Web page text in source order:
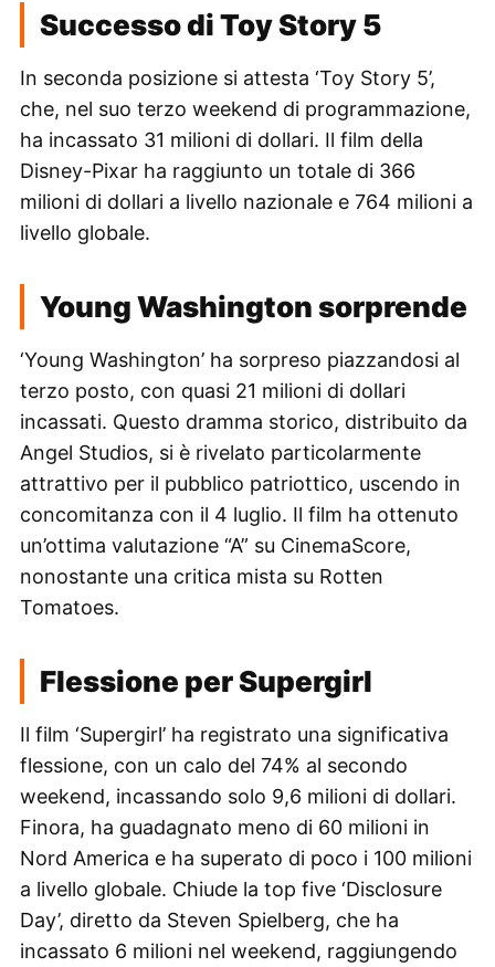
Successo di Toy Story 5
In seconda posizione si attesta ‘Toy Story 5’,
che, nel suo terzo weekend di programmazione,
ha incassato 31 milioni di dollari. Il film della
Disney-Pixar ha raggiunto un totale di 366
milioni di dollari a livello nazionale e 764 milioni a
livello globale.
Young Washington sorprende
‘Young Washington’ ha sorpreso piazzandosi al
terzo posto, con quasi 21 milioni di dollari
incassati. Questo dramma storico, distribuito da
Angel Studios, si è rivelato particolarmente
attrattivo per il pubblico patriottico, uscendo in
concomitanza con il 4 luglio. Il film ha ottenuto
un’ottima valutazione “A” su CinemaScore,
nonostante una critica mista su Rotten
Tomatoes.
Flessione per Supergirl
Il film ‘Supergirl’ ha registrato una significativa
flessione, con un calo del 74% al secondo
weekend, incassando solo 9,6 milioni di dollari.
Finora, ha guadagnato meno di 60 milioni in
Nord America e ha superato di poco i 100 milioni
a livello globale. Chiude la top five ‘Disclosure
Day’, diretto da Steven Spielberg, che ha
incassato 6 milioni nel weekend, raggiungendo